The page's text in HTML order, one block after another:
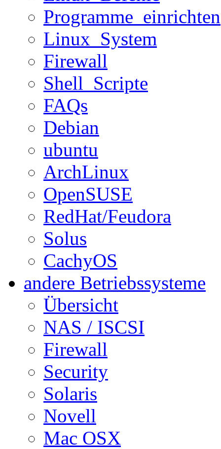
Programme_einrichten
Linux_System
Firewall
Shell_Scripte
FAQs
Debian
ubuntu
ArchLinux
OpenSUSE
RedHat/Feudora
Solus
CachyOS
andere Betriebssysteme
Übersicht
NAS / ISCSI
Firewall
Security
Solaris
Novell
Mac OSX